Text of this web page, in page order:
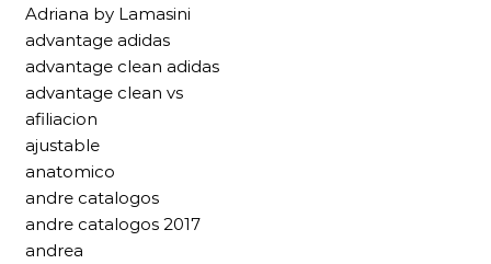
Adriana by Lamasini
advantage adidas
advantage clean adidas
advantage clean vs
afiliacion
ajustable
anatomico
andre catalogos
andre catalogos 2017
andrea